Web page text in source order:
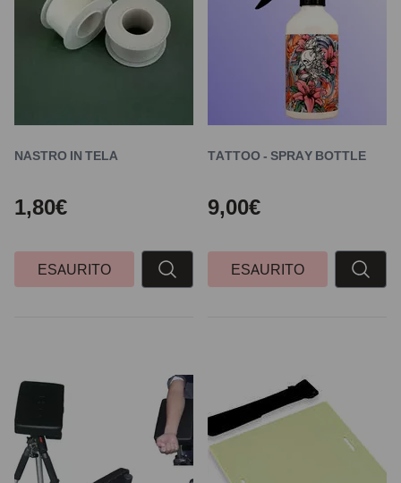
NASTRO IN TELA
1,80€
ESAURITO
TATTOO - SPRAY BOTTLE
9,00€
ESAURITO